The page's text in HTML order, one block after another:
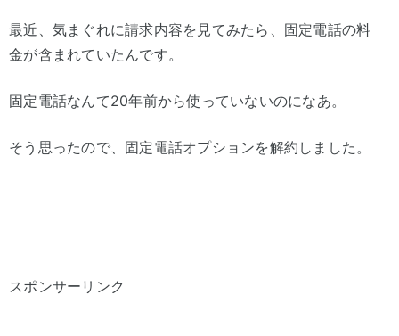
最近、気まぐれに請求内容を見てみたら、固定電話の料
金が含まれていたんです。
固定電話なんて20年前から使っていないのになあ。
そう思ったので、固定電話オプションを解約しました。
スポンサーリンク